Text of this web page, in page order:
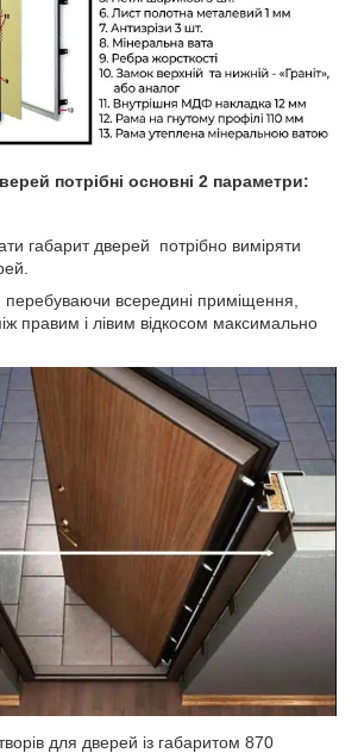
потрібні основні 2 параметри:
габарит дверей потрібно виміряти
перебуваючи всередині приміщення,
правим і лівим відкосом максимально
для дверей із габаритом 870